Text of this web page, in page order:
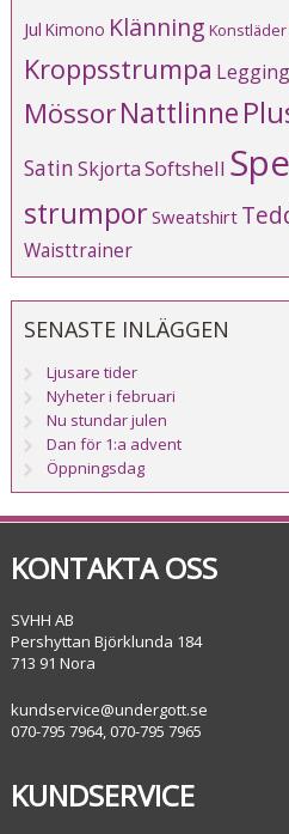
Jul Kimono Klänning Konstläder
Kroppsstrumpa
MössorNattlinne
SatinSkjortaSoftshell
strumporSweatshirt
Waisttrainer
SENASTE INLÄGGEN
Ljusare tider
Nyheter i februari
Nu stundar julen
Dan för 1:a advent
Öppningsdag
KONTAKTA OSS
SVHH AB
Pershyttan Björklunda 184
713 91 Nora
kundservice@undergott.se
070-795 7964, 070-795 7965
KUNDSERVICE